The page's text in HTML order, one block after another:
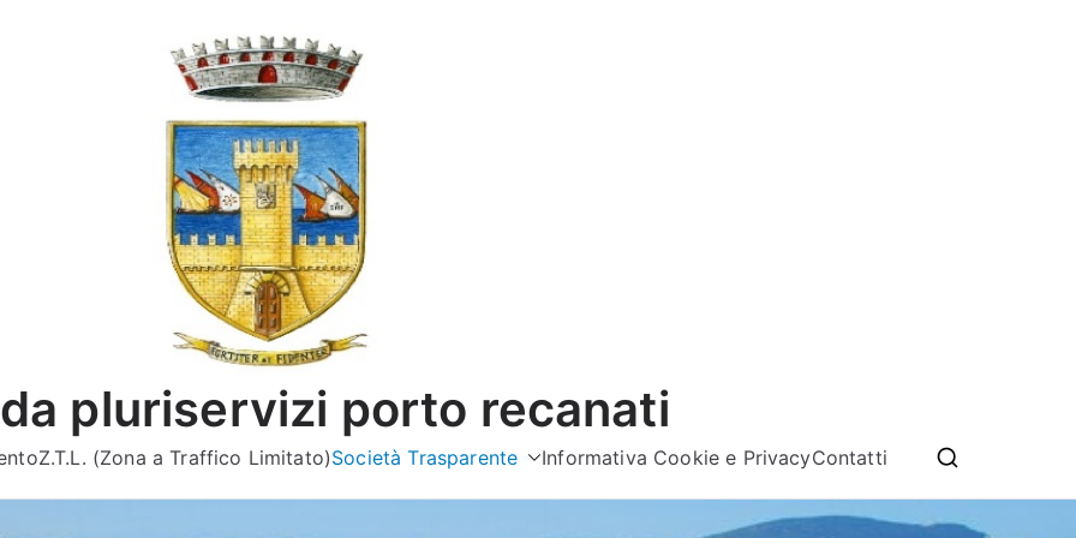
pluriservizi porto recanati
Z.T.L. (Zona a Traffico Limitato)Società Trasparente Informativa Cookie e PrivacyContatti